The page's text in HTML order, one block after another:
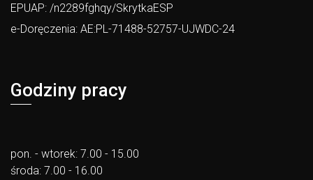
EPUAP: /n2289fghqy/SkrytkaESP
e-Doręczenia: AE:PL-71488-52757-UJWDC-24
Godziny pracy
pon. - wtorek: 7.00 - 15.00
środa: 7.00 - 16.00